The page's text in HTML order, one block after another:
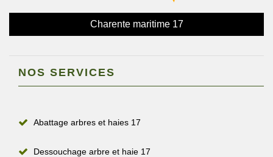
Charente maritime 17
NOS SERVICES
Abattage arbres et haies 17
Dessouchage arbre et haie 17